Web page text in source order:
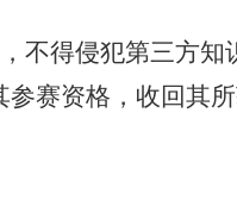
不得侵犯第三方
赛资格，收回其